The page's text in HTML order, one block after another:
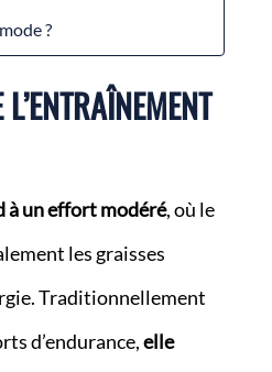
?
à un effort modéré, où le
les graisses
Traditionnellement
d’endurance,elle